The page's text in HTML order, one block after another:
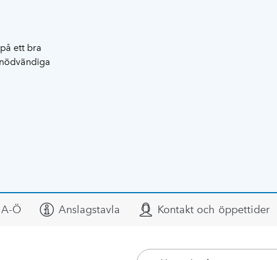
ett bra
A-Ö Anslagstavla Kontakt och öppettider